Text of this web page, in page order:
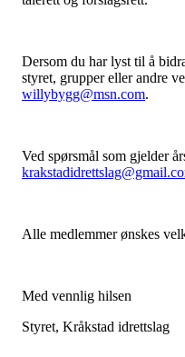
Dersom du har lyst til å
styret, grupper eller andre
willybygg@msn.com.
Ved spørsmål som gjelder
Alle medlemmer ønskes
Med vennlig hilsen
Styret, Kråkstad idrettslag